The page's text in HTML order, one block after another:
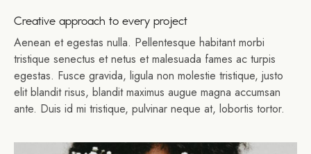
Creative approach to every project
Aenean et egestas nulla. Pellentesque habitant morbi
tristique senectus et netus et malesuada fames ac turpis
egestas. Fusce gravida, ligula non molestie tristique, justo
elit blandit risus, blandit maximus augue magna accumsan
ante. Duis id mi tristique, pulvinar neque at, lobortis tortor.